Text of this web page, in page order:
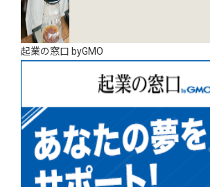
起業の窓口 byGMO